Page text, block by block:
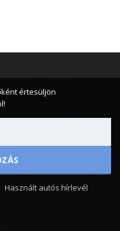
értesüljön
Használt autós hírlevél